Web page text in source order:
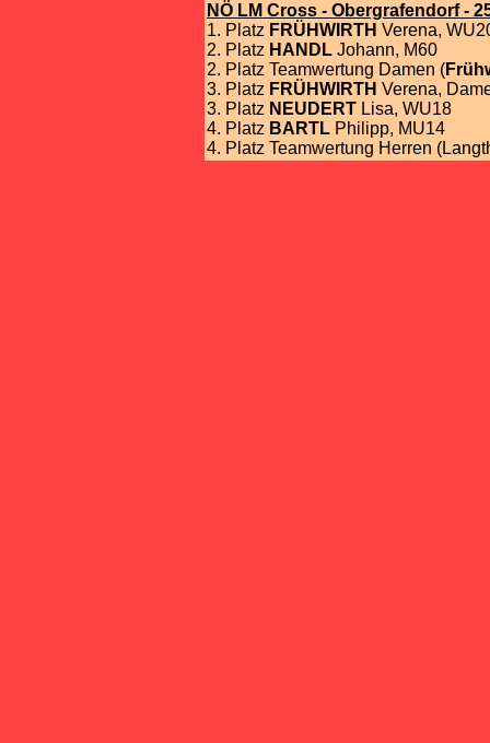
NÖ LM Cross - Obergrafendorf -
1. Platz FRÜHWIRTH Verena,
2. Platz HANDL Johann, M60
2. Platz Teamwertung Damen (
3. Platz FRÜHWIRTH Verena,
3. Platz NEUDERT Lisa, WU18
4. Platz BARTL Philipp, MU14
4. Platz Teamwertung Herren